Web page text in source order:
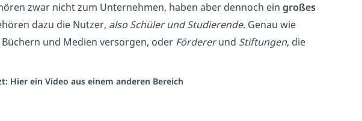
zwar nicht zum Unternehmen, haben aber dennoch ein großes
dazu die Nutzer, also Schüler und Studierende. Genau wie
und Medien versorgen, oder Fördererund Stiftungen, die
Hier ein Video aus einem anderen Bereich